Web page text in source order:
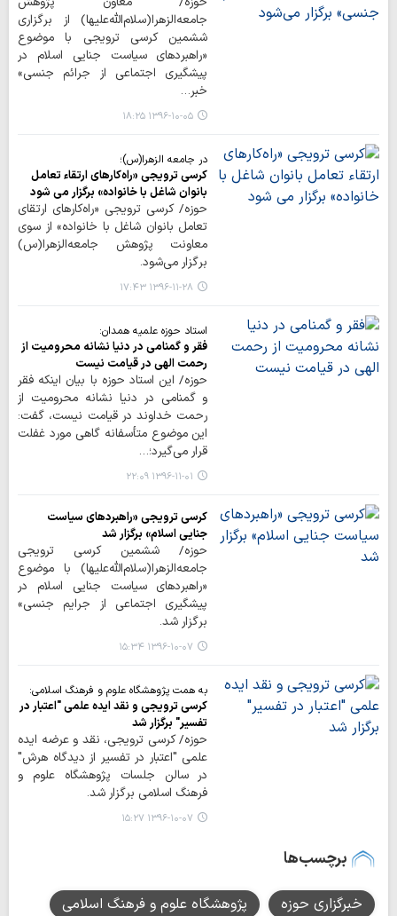
جامعه‌الزهرا(سلام‌الله‌علیها) از برگزاری
ششمین کرسی ترویجی با موضوع
«راهبردهای سیاست جنایی اسلام در
پیشگیری اجتماعی از جرائم جنسی»
خبر…
۱۳۹۶-۱۰-۰۵ ۱۸:۲۵
در جامعه الزهرا(س)؛
کرسی ترویجی «راه‌کارهای ارتقاء تعامل
بانوان شاغل با خانواده» برگزار می شود
حوزه/ کرسی ترویجی «راه‌کارهای ارتقای
تعامل بانوان شاغل با خانواده» از سوی
معاونت پژوهش جامعه‌الزهرا(س)
برگزار می‌شود.
۱۳۹۶-۱۱-۲۸ ۱۷:۴۳
استاد حوزه علمیه همدان:
فقر و گمنامی در دنیا نشانه محرومیت از
رحمت الهی در قیامت نیست
حوزه/ این استاد حوزه با بیان اینکه فقر
و گمنامی در دنیا نشانه محرومیت از
رحمت خداوند در قیامت نیست، گفت:
این موضوع متأسفانه گاهی مورد غفلت
قرار می‌گیرد؛…
۱۳۹۶-۱۱-۰۱ ۲۲:۰۹
کرسی ترویجی «راهبردهای سیاست
جنایی اسلام» برگزار شد
حوزه/ ششمین کرسی ترویجی
جامعه‌الزهرا(سلام‌الله‌علیها) با موضوع
«راهبردهای سیاست جنایی اسلام در
پیشگیری اجتماعی از جرایم جنسی»
برگزار شد.
۱۳۹۶-۱۰-۰۷ ۱۵:۳۴
به همت پژوهشگاه علوم و فرهنگ اسلامی:
کرسی ترویجی و نقد ایده علمی "اعتبار در
تفسیر" برگزار شد
حوزه/ کرسی ترویجی، نقد و عرضه ایده
علمی "اعتبار در تفسیر از دیدگاه هرش"
در سالن جلسات پژوهشگاه علوم و
فرهنگ اسلامی برگزار شد.
۱۳۹۶-۱۰-۰۷ ۱۵:۲۷
برچسب‌ها
خبرگزاری حوزه
پژوهشگاه علوم و فرهنگ اسلامی